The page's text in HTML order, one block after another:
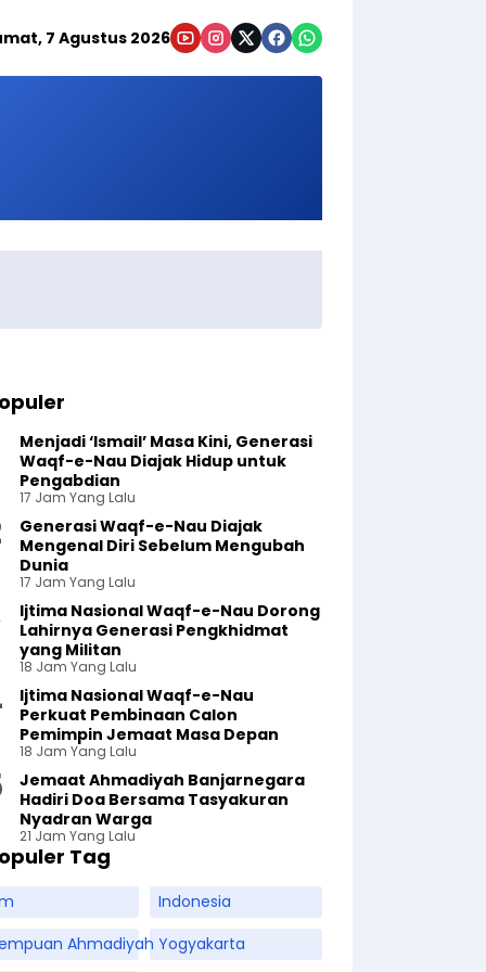
7 Agustus 2026
Menjadi ‘Ismail’ Masa Kini, Generasi
Waqf-e-Nau Diajak Hidup untuk
Pengabdian
17 Jam Yang Lalu
Generasi Waqf-e-Nau Diajak
Mengenal Diri Sebelum Mengubah
Dunia
17 Jam Yang Lalu
Ijtima Nasional Waqf-e-Nau Dorong
Lahirnya Generasi Pengkhidmat
yang Militan
18 Jam Yang Lalu
Ijtima Nasional Waqf-e-Nau
Perkuat Pembinaan Calon
Pemimpin Jemaat Masa Depan
18 Jam Yang Lalu
Jemaat Ahmadiyah Banjarnegara
Hadiri Doa Bersama Tasyakuran
Nyadran Warga
21 Jam Yang Lalu
Tag
Indonesia
Ahmadiyah Yogyakarta